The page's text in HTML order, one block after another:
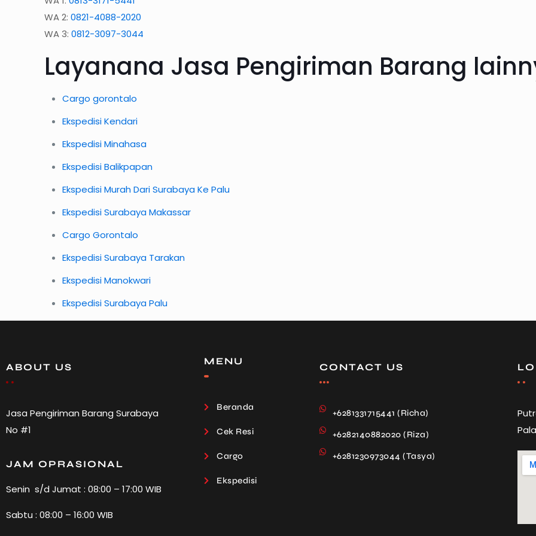
WA 2: 0821-4088-2020
WA 3:0812-3097-3044
Layanana Jasa Pengiriman Barang
Cargo gorontalo
Ekspedisi Kendari
Ekspedisi Minahasa
Ekspedisi Balikpapan
Ekspedisi Murah Dari Surabaya Ke Palu
Ekspedisi Surabaya Makassar
Cargo Gorontalo
Ekspedisi Surabaya Tarakan
Ekspedisi Manokwari
Ekspedisi Surabaya Palu
ABOUT US
Jasa Pengiriman Barang Surabaya
No #1
JAM OPRASIONAL
Senin s/d Jumat : 08:00 – 17:00 WIB
Sabtu : 08:00 – 16:00 WIB
MENU
Beranda
Cek Resi
Cargo
Ekspedisi
CONTACT US
+6281331715441 (Richa)
+6282140882020 (Riza)
+6281230973044 (Tasya)